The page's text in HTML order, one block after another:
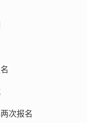
次报名